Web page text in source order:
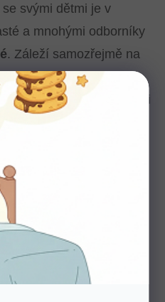
se svými dětmi je v
a mnohými odborníky
. Záleží samozřejmě na
už asi nebude
lůžko. Pokud ano, neměli
několikaměsíčnímu
rodičů má
přestane ve spánku
říká syndrom náhlého
se o jev, který by se